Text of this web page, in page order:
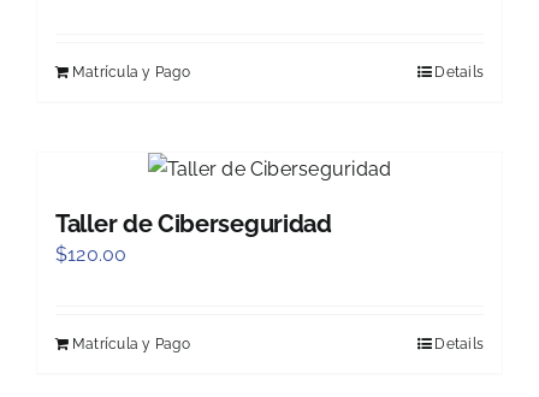
Matrícula y Pago Details
Taller de Ciberseguridad
$120.00
Matrícula y Pago Details